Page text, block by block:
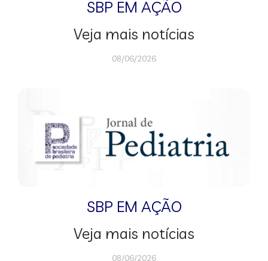
SBP EM AÇÃO
Veja mais notícias
08/06/2026
SBP EM AÇÃO
Veja mais notícias
08/06/2026